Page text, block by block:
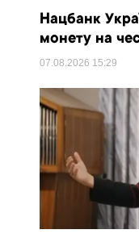
Нацбанк
монету на
07.08.2026 15:29